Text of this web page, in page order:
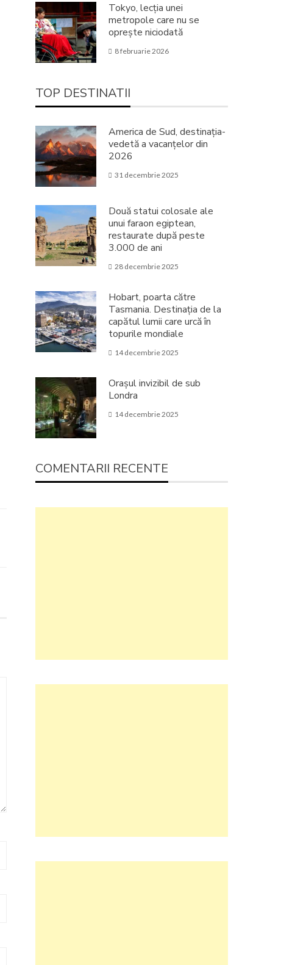
Tokyo, lecția unei
metropole care nu se
oprește niciodată
8 februarie 2026
TOP DESTINATII
America de Sud, destinația-
vedetă a vacanțelor din
2026
31 decembrie 2025
Două statui colosale ale
unui faraon egiptean,
restaurate după peste
3.000 de ani
28 decembrie 2025
Hobart, poarta către
Tasmania. Destinația de la
capătul lumii care urcă în
topurile mondiale
14 decembrie 2025
Orașul invizibil de sub
Londra
14 decembrie 2025
COMENTARII RECENTE